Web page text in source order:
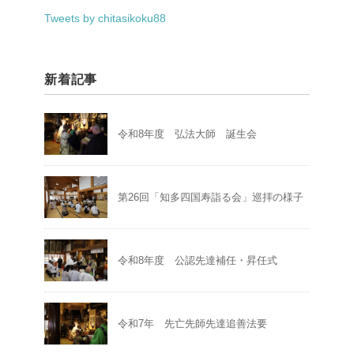
Tweets by chitasikoku88
新着記事
令和8年度 弘法大師 誕生会
第26回「知多四国寿詣る会」巡拝の様子
令和8年度 公認先達補任・昇任式
令和7年 先亡先師先達追善法要